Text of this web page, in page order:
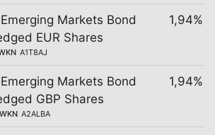
Markets Bond
EUR Shares
A1T8AJ
1,94%
Markets Bond
GBP Shares
WKN A2ALBA
1,94%